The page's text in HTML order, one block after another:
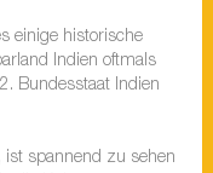
einige historische
Indien oftmals
Bundesstaat Indien
ist spannend zu sehen